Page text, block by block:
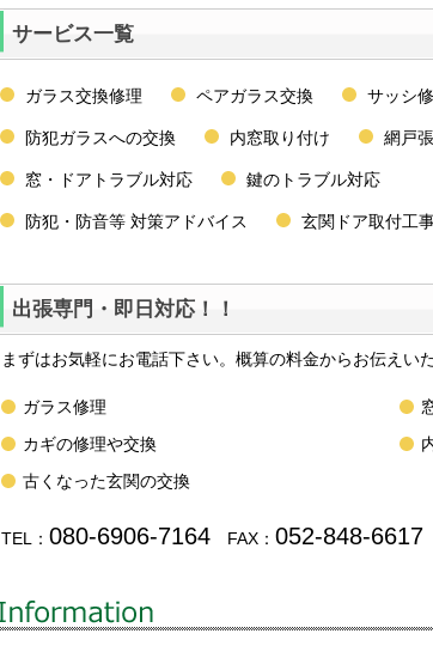
サービス一覧
ガラス交換修理 ペアガラス交換 サッシ
防犯ガラスへの交換 内窓取り付け 網戸
窓・ドアトラブル対応 鍵のトラブル対応
防犯・防音等 対策アドバイス 玄関ドア取付工
出張専門・即日対応！！
まずはお気軽にお電話下さい。概算の料金からお伝えい
ガラス修理
カギの修理や交換
古くなった玄関の交換
TEL： 080-6906-7164 FAX： 052-848-6617